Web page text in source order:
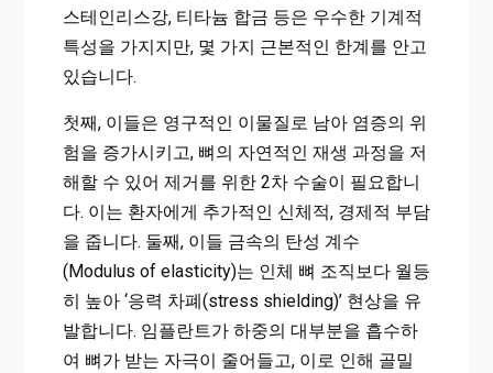
스테인리스강, 티타늄 합금 등은 우수한 기계적
특성을 가지지만, 몇 가지 근본적인 한계를 안고
있습니다.
첫째, 이들은 영구적인 이물질로 남아 염증의 위
험을 증가시키고, 뼈의 자연적인 재생 과정을 저
해할 수 있어 제거를 위한 2차 수술이 필요합니
다. 이는 환자에게 추가적인 신체적, 경제적 부담
을 줍니다. 둘째, 이들 금속의 탄성 계수
(Modulus of elasticity)는 인체 뼈 조직보다 월등
히 높아 ‘응력 차폐(stress shielding)’ 현상을 유
발합니다. 임플란트가 하중의 대부분을 흡수하
여 뼈가 받는 자극이 줄어들고, 이로 인해 골밀